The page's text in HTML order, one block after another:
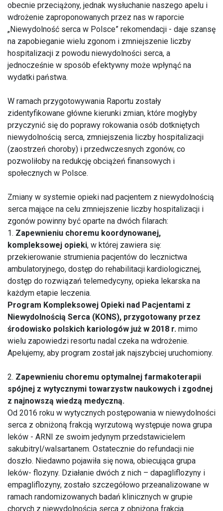
obecnie przeciążony, jednak wysłuchanie naszego apelu i
wdrożenie zaproponowanych przez nas w raporcie
„Niewydolność serca w Polsce” rekomendacji - daje szansę
na zapobieganie wielu zgonom i zmniejszenie liczby
hospitalizacji z powodu niewydolności serca, a
jednocześnie w sposób efektywny może wpłynąć na
wydatki państwa.
W ramach przygotowywania Raportu zostały
zidentyfikowane główne kierunki zmian, które mogłyby
przyczynić się do poprawy rokowania osób dotkniętych
niewydolnością serca, zmniejszenia liczby hospitalizacji
(zaostrzeń choroby) i przedwczesnych zgonów, co
pozwoliłoby na redukcję obciążeń finansowych i
społecznych w Polsce.
Zmiany w systemie opieki nad pacjentem z niewydolnością
serca mające na celu zmniejszenie liczby hospitalizacji i
zgonów powinny być oparte na dwóch filarach:
1. Zapewnieniu choremu koordynowanej,
kompleksowej opieki, w której zawiera się:
przekierowanie strumienia pacjentów do lecznictwa
ambulatoryjnego, dostęp do rehabilitacji kardiologicznej,
dostęp do rozwiązań telemedycyny, opieka lekarska na
każdym etapie leczenia.
Program Kompleksowej Opieki nad Pacjentami z
Niewydolnością Serca (KONS), przygotowany przez
środowisko polskich kariologów już w 2018 r. mimo
wielu zapowiedzi resortu nadal czeka na wdrożenie.
Apelujemy, aby program został jak najszybciej uruchomiony.
2. Zapewnieniu choremu optymalnej farmakoterapii
spójnej z wytycznymi towarzystw naukowych i zgodnej
z najnowszą wiedzą medyczną.
Od 2016 roku w wytycznych postępowania w niewydolności
serca z obniżoną frakcją wyrzutową występuje nowa grupa
leków - ARNI ze swoim jedynym przedstawicielem
sakubitryl/walsartanem. Ostatecznie do refundacji nie
doszło. Niedawno pojawiła się nowa, obiecująca grupa
leków- flozyny. Działanie dwóch z nich – dapagliflozyny i
empagliflozyny, zostało szczegółowo przeanalizowane w
ramach randomizowanych badań klinicznych w grupie
chorych z niewydolnością serca z obniżoną frakcja